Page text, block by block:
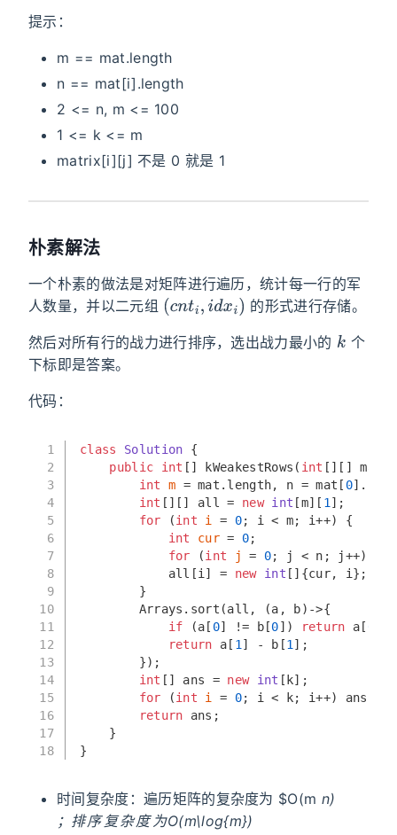
提示：
m == mat.length
n == mat[i].length
2 <= n, m <= 100
1 <= k <= m
matrix[i][j] 不是 0 就是 1
朴素解法
一个朴素的做法是对矩阵进行遍历，统计每一行的军
人数量，并以二元组 (cnti, dxi) 的形式进行存储。
然后对所有行的战力进行排序，选出战力最小的 k 个
下标即是答案。
代码：
1
2
3
4
5
6
7
8
9
10
11
12
13
14
15
16
17
18
class Solution {
public
int [] kWeakestRows( int [][] mat,
int
m = mat.length, n = mat[ 0
int [][] all = new int [m][ 1 ];
for (int i = 0; i < m; i++) {
int
cur = 0;
for (int j = 0; j < n; j++)
            all[i] =
new int []{cur, i};
        }
        Arrays.sort(all, (a, b)->{
if (a[ 0] != b[0]) return a[
return a[ 1 ] - b[1 ];
        });
int [] ans = new int [k];
for (int i = 0; i < k; i++)
return ans;
    }
}
时间复杂度：遍历矩阵的复杂度为 $O(m n)
； 排序复杂度 为
； 排序复杂度为 O(m\log{m})